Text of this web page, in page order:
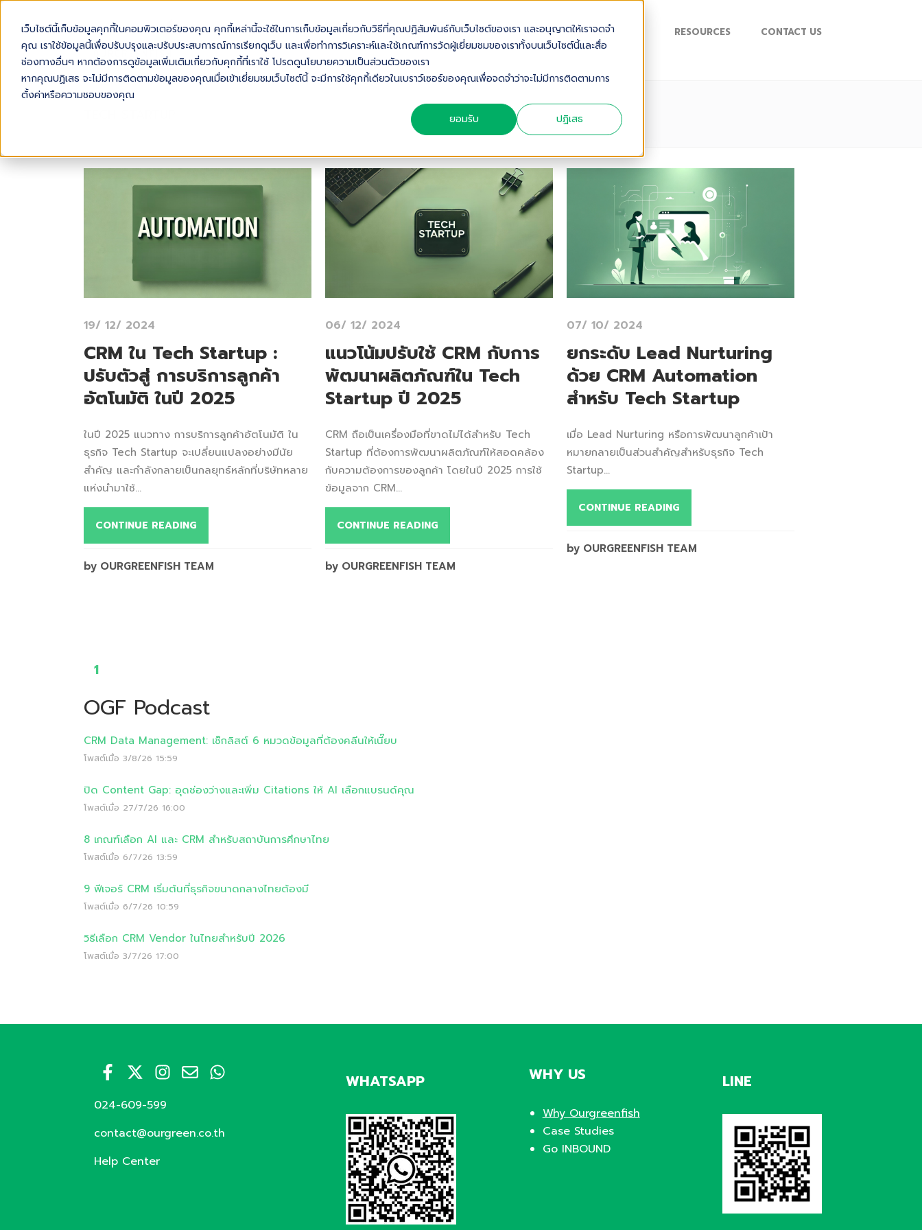
เว็บไซต์นี้เก็บข้อมูลคุกกี้ในคอมพิวเตอร์ของคุณ คุกกี้เหล่านี้จะใช้ในการเก็บข้อมูลเกี่ยวกับวิธีที่คุณปฏิสัมพันธ์กับเว็บไซต์ของเรา และอนุญาตให้เราจดจำ
คุณ เราใช้ข้อมูลนี้เพื่อปรับปรุงและปรับประสบการณ์การเรียกดูเว็บ และเพื่อทำการวิเคราะห์และใช้เกณฑ์การวัดผู้เยี่ยมชมของเราทั้งบนเว็บไซต์นี้และสื่อ
ช่องทางอื่นๆ หากต้องการดูข้อมูลเพิ่มเติมเกี่ยวกับคุกกี้ที่เราใช้ โปรดดูนโยบายความเป็นส่วนตัวของเรา
หากคุณปฏิเสธ จะไม่มีการติดตามข้อมูลของคุณเมื่อเข้าเยี่ยมชมเว็บไซต์นี้ จะมีการใช้คุกกี้เดียวในเบราว์เซอร์ของคุณเพื่อจดจำว่าจะไม่มีการติดตามการ
ตั้งค่าหรือความชอบของคุณ
ยอมรับ
ปฏิเสธ
ABOUT US SOLUTIONS INDUSTRIES SERVICES & SUPPORT RESOURCES CONTACT US
19/ 12/ 2024
CRM ใน Tech Startup :
ปรับตัวสู่ การบริการลูกค้า
อัตโนมัติ ในปี 2025
ในปี 2025 แนวทาง การบริการลูกค้าอัตโนมัติ ใน
ธุรกิจ Tech Startup จะเปลี่ยนแปลงอย่างมีนัย
สำคัญ และกำลังกลายเป็นกลยุทธ์หลักที่บริษัทหลาย
แห่งนำมาใช้...
CONTINUE READING
by OURGREENFISH TEAM
06/ 12/ 2024
แนวโน้มปรับใช้ CRM กับการ
พัฒนาผลิตภัณฑ์ใน Tech
Startup ปี 2025
CRM ถือเป็นเครื่องมือที่ขาดไม่ได้สำหรับ Tech
Startup ที่ต้องการพัฒนาผลิตภัณฑ์ให้สอดคล้อง
กับความต้องการของลูกค้า โดยในปี 2025 การใช้
ข้อมูลจาก CRM...
CONTINUE READING
by OURGREENFISH TEAM
07/ 10/ 2024
ยกระดับ Lead Nurturing
ด้วย CRM Automation
สำหรับ Tech Startup
เมื่อ Lead Nurturing หรือการพัฒนาลูกค้าเป้า
หมายกลายเป็นส่วนสำคัญสำหรับธุรกิจ Tech
Startup...
CONTINUE READING
by OURGREENFISH TEAM
1
OGF Podcast
CRM Data Management: เช็กลิสต์ 6 หมวดข้อมูลที่ต้องคลีนให้เนี๊ยบ
โพสต์เมื่อ 3/8/26 15:59
ปิด Content Gap: อุดช่องว่างและเพิ่ม Citations ให้ AI เลือกแบรนด์คุณ
โพสต์เมื่อ 27/7/26 16:00
8 เกณฑ์เลือก AI และ CRM สำหรับสถาบันการศึกษาไทย
โพสต์เมื่อ 6/7/26 13:59
9 ฟีเจอร์ CRM เริ่มต้นที่ธุรกิจขนาดกลางไทยต้องมี
โพสต์เมื่อ 6/7/26 10:59
วิธีเลือก CRM Vendor ในไทยสำหรับปี 2026
โพสต์เมื่อ 3/7/26 17:00
024-609-599
contact@ourgreen.co.th
Help Center
WHATSAPP WHY US
Why Ourgreenfish
Case Studies
Go INBOUND
LINE